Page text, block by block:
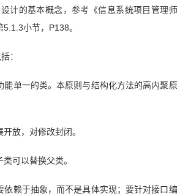
计的基本概念，参考《信息系统项目管理师
小节，P138。
：
能单一的类。本原则与结构化方法的高内聚原
放，对修改封闭。
可以替换父类。
依赖于抽象，而不是具体实现；要针对接口编